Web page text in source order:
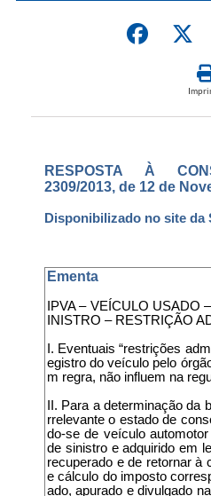
RESPOSTA À
2309/2013, de 12 de
Disponibilizado no site da
Ementa
IPVA – VEÍCULO USADO
INISTRO – RESTRIÇÃO
I. Eventuais “restrições
egistro do veículo pelo
m regra, não influem na
II. Para a determinação da
rrelevante o estado de
do-se de veículo
de sinistro e adquirido em
recuperado e de retornar à
e cálculo do imposto
ado, apurado e divulgado